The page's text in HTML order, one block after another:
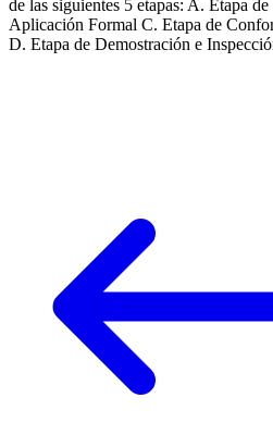
de las siguientes 5 etapas: A. Etapa
Aplicación Formal C. Etapa de
D. Etapa de Demostración e